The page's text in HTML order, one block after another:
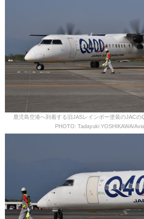
鹿児島空港へ到着する旧JASレインボー塗装のJACの
PHOTO: Tadayuki YOSHIKAWA/